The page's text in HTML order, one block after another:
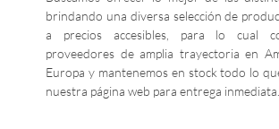
brindando una diversa selección de
a precios accesibles, para lo cual
proveedores de amplia trayectoria en
Europa y mantenemos en stock todo lo
nuestra página web para entrega inmediata.